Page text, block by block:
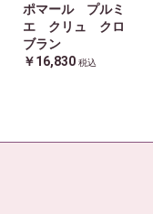
ポマール プルミ
エ クリュ クロ
ブラン
￥16,830 税込